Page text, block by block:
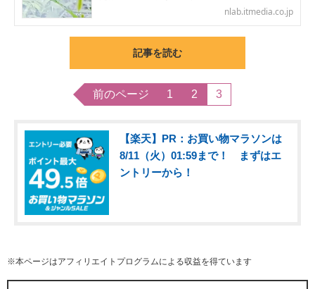
nlab.itmedia.co.jp
記事を読む
前のページ 1 2 3
【楽天】PR：お買い物マラソンは
8/11（火）01:59まで！ まずはエ
ントリーから！
※本ページはアフィリエイトプログラムによる収益を得ています